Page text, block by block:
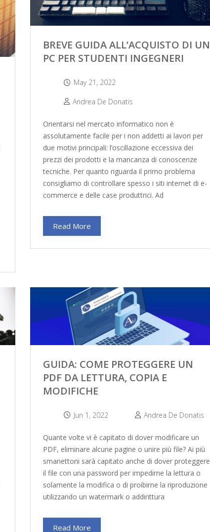
BREVE GUIDA ALL’ACQUISTO DI UN
PC PER STUDENTI INGEGNERI
May 21, 2022
Andrea De Donatis
Orientarsi nel mercato informatico non è
assolutamente facile per i non addetti ai lavori per
due motivi principali: l’oscillazione eccessiva dei
prezzi dei prodotti e la mancanza di conoscenze
tecniche. Per quanto riguarda il primo problema
consigliamo di controllare spesso i siti internet di e-
commerce e delle case produttrici. Ad
Read More
GUIDA: COME PROTEGGERE UN
PDF DA LETTURA, COPIA E
MODIFICHE
Jun 1, 2022 Andrea De Donatis
Quante volte vi è capitato di dover modificare un
PDF, eliminare alcune pagine o unire più file? Ai più
smanettoni sarà capitato anche di dover proteggere
il file con una password per impedirne la lettura o
solamente la modifica o di proibirne la riproduzione
utilizzando un watermark o addirittura
Read More